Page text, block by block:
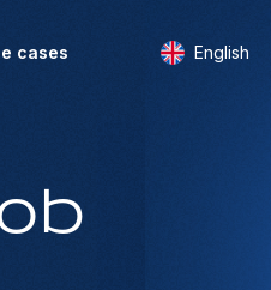
cases English